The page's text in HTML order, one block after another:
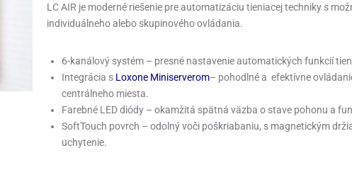
LC AIR je moderné riešenie pre automatizáciu tieniacej techniky s
individuálneho alebo skupinového ovládania.
6-kanálový systém – presné nastavenie automatických funkcií
Integrácia s Loxone Miniserverom– pohodlné a efektívne
centrálneho miesta.
Farebné LED diódy – okamžitá spätná väzba o stave pohonu a
SoftTouch povrch – odolný voči poškriabaniu, s magnetickým
uchytenie.